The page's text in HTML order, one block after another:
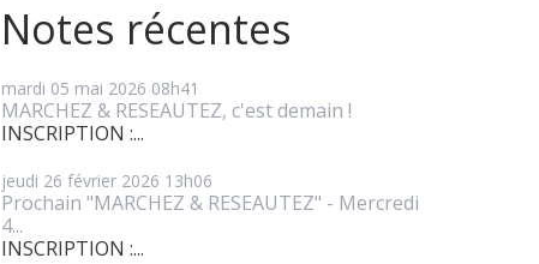
Notes récentes
mardi 05 mai 2026 08h41
MARCHEZ & RESEAUTEZ, c'est demain !
INSCRIPTION :...
jeudi 26 février 2026 13h06
Prochain "MARCHEZ & RESEAUTEZ" - Mercredi
4...
INSCRIPTION :...